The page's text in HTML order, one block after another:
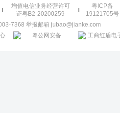
增值电信业务经营许可
证粤B2-20200259
粤ICP备
19121705号
7368 举报邮箱 jubao@jianke.com